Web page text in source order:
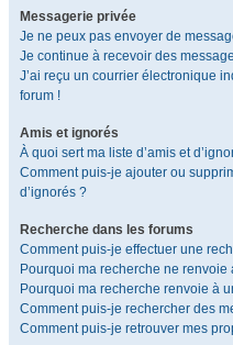
Messagerie privée
Je ne peux pas envoyer de
Je continue à recevoir des
J’ai reçu un courrier électronique
forum !
Amis et ignorés
À quoi sert ma liste d’amis et
Comment puis-je ajouter ou
d’ignorés ?
Recherche dans les forums
Comment puis-je effectuer une
Pourquoi ma recherche ne renvoie
Pourquoi ma recherche renvoie à
Comment puis-je rechercher des
Comment puis-je retrouver mes